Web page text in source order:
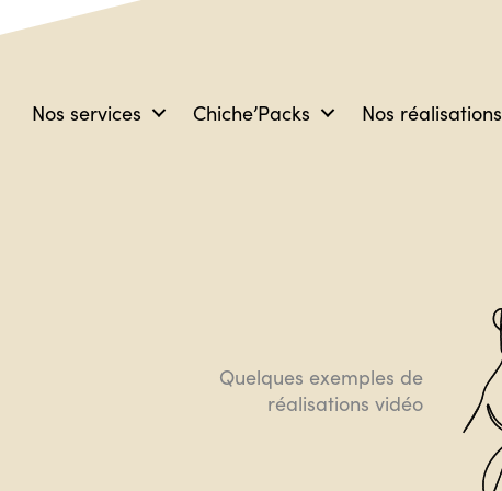
Nos services
Chiche’Packs Nos réalisations
Quelques exemples de
réalisations vidéo